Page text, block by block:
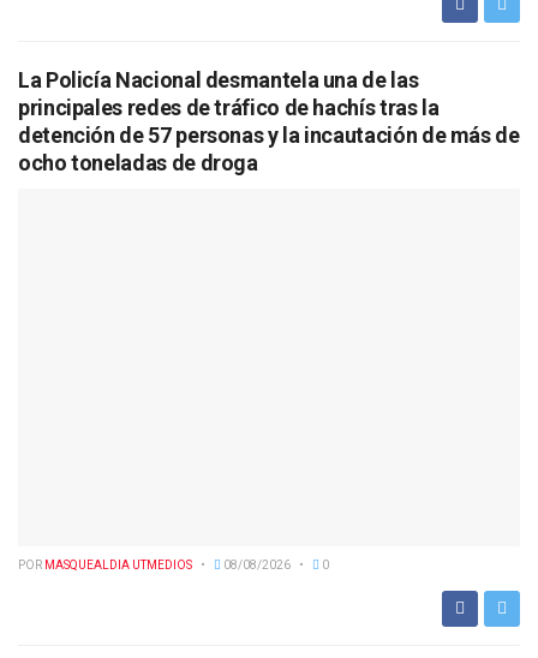
La Policía Nacional desmantela una de las
principales redes de tráfico de hachís tras la
detención de 57 personas y la incautación de más de
ocho toneladas de droga
POR MASQUEALDIA UTMEDIOS 08/08/2026 0